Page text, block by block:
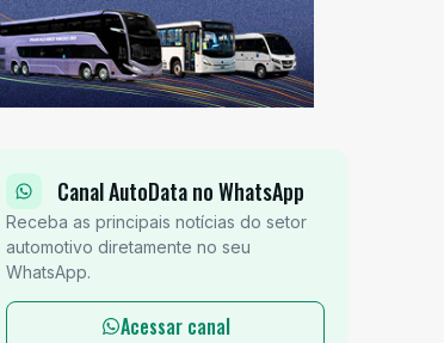
Canal AutoData no WhatsApp
Receba as principais notícias do setor
automotivo diretamente no seu
WhatsApp.
Acessar canal